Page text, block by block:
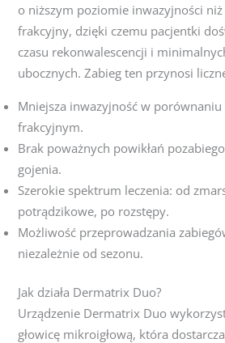
o niższym poziomie inwazyjności
frakcyjny, dzięki czemu pacjentki
czasu rekonwalescencji i
ubocznych. Zabieg ten przynosi
Mniejsza inwazyjność w porównaniu
frakcyjnym.
Brak poważnych powikłań
gojenia.
Szerokie spektrum leczenia: od
potrądzikowe, po rozstępy.
Możliwość przeprowadzania
niezależnie od sezonu.
Jak działa Dermatrix Duo?
Urządzenie Dermatrix Duo
głowicę mikroigłową, która